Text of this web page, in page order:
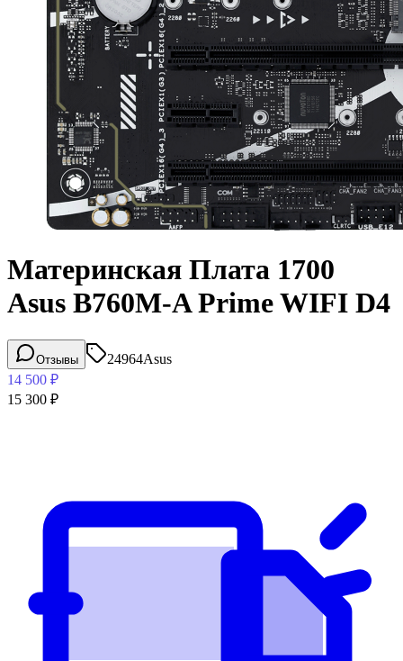
Материнская Плата 1700
Asus B760M-A Prime WIFI D4
Отзывы 24964Asus
14 500 ₽
15 300 ₽